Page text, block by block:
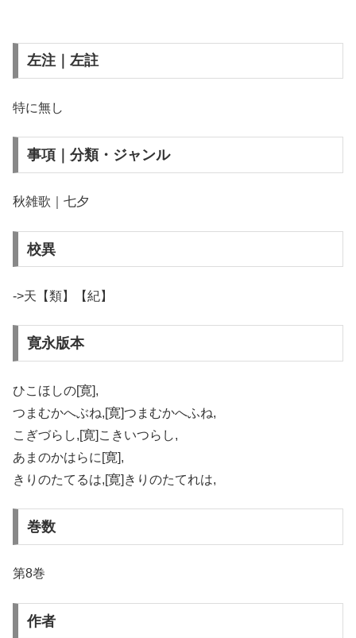
左注｜左註
特に無し
事項｜分類・ジャンル
秋雑歌｜七夕
校異
->天【類】【紀】
寛永版本
ひこほしの[寛],
つまむかへぶね,[寛]つまむかへふね,
こぎづらし,[寛]こきいつらし,
あまのかはらに[寛],
きりのたてるは,[寛]きりのたてれは,
巻数
第8巻
作者